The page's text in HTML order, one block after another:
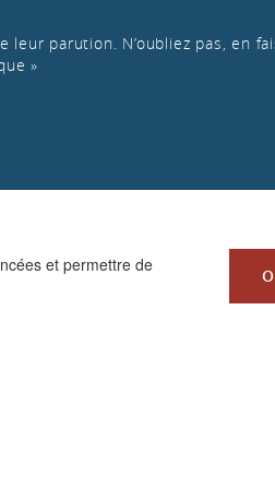
et permettre de
parution. N’oubliez pas, en
»